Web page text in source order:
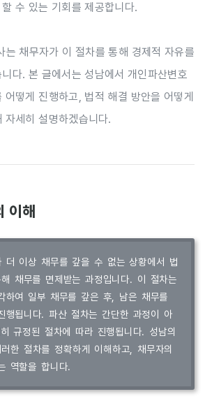
수 있는 기회를 제공합니다.
는 채무자가 이 절차를 통해 경제적 자유를
다. 본 글에서는 성남에서 개인파산변호
떻게 진행하고, 법적 해결 방안을 어떻게
자세히 설명하겠습니다.
이해
더 이상 채무를 갚을 수 없는 상황에서 법
채무를 면제받는 과정입니다. 이 절차는
하여 일부 채무를 갚은 후, 남은 채무를
행됩니다. 파산 절차는 간단한 과정이 아
규정된 절차에 따라 진행됩니다. 성남의
한 절차를 정확하게 이해하고, 채무자의
역할을 합니다.